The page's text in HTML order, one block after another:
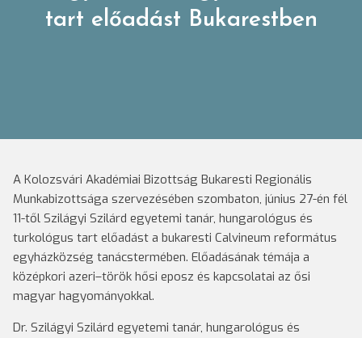
tart előadást Bukarestben
A Kolozsvári Akadémiai Bizottság Bukaresti Regionális
Munkabizottsága szervezésében szombaton, június 27-én fél
11-től Szilágyi Szilárd egyetemi tanár, hungarológus és
turkológus tart előadást a bukaresti Calvineum református
egyházközség tanácstermében. Előadásának témája a
középkori azeri–török hősi eposz és kapcsolatai az ősi
magyar hagyományokkal.
Dr. Szilágyi Szilárd egyetemi tanár, hungarológus és